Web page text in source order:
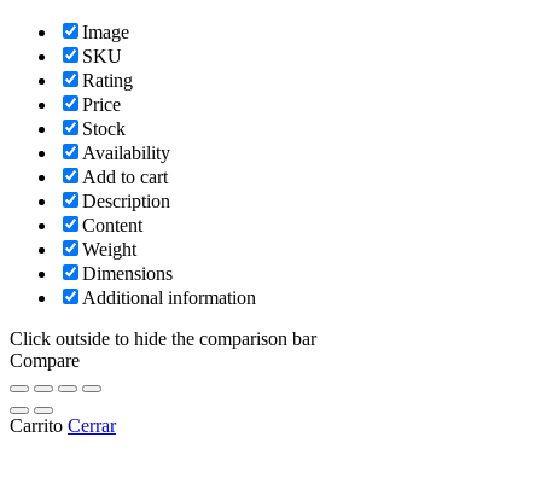
Image
SKU
Rating
Price
Stock
Availability
Add to cart
Description
Content
Weight
Dimensions
Additional information
Click outside to hide the comparison bar
Compare
Carrito Cerrar